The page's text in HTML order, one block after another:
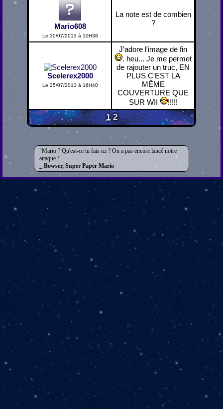
Mario608
Le 30/07/2013 à 10H38
La note est de combien
?
Scelerex2000
Le 25/07/2013 à 16H40
J’adore l'image de fin
. heu... Je me permet
de rajouter un truc, EN
PLUS C'EST LA
MÊME
COUVERTURE QUE
SUR WII
!!!!!
1 2
Mario ? Qu'est-ce tu fais ici ? On a pas encore lancé notre
attaque !
Bowser, Super Paper Mario